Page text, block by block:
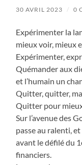
30 AVRIL 2023 / 0
Expérimenter la
mieux voir, mieux
Expérimenter,
Quémander aux
et l’humain un
Quitter, quitter,
Quitter pour
Sur l’avenue des
passe au ralenti,
avant le défilé du
financiers.